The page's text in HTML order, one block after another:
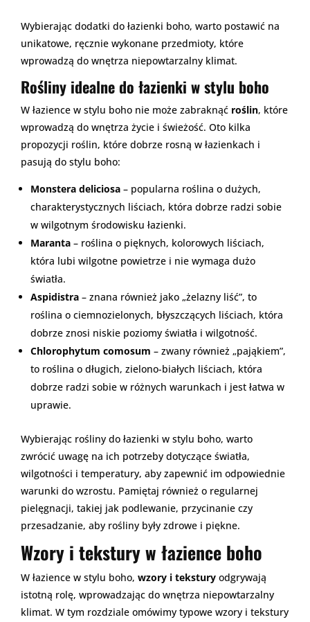
Wybierając dodatki do łazienki boho, warto postawić na
unikatowe, ręcznie wykonane przedmioty, które
wprowadzą do wnętrza niepowtarzalny klimat.
Rośliny idealne do łazienki w stylu boho
W łazience w stylu boho nie może zabraknąć roślin, które
wprowadzą do wnętrza życie i świeżość. Oto kilka
propozycji roślin, które dobrze rosną w łazienkach i
pasują do stylu boho:
Monstera deliciosa – popularna roślina o dużych,
charakterystycznych liściach, która dobrze radzi sobie
w wilgotnym środowisku łazienki.
Maranta – roślina o pięknych, kolorowych liściach,
która lubi wilgotne powietrze i nie wymaga dużo
światła.
Aspidistra – znana również jako „żelazny liść”, to
roślina o ciemnozielonych, błyszczących liściach, która
dobrze znosi niskie poziomy światła i wilgotność.
Chlorophytum comosum – zwany również „pająkiem”,
to roślina o długich, zielono-białych liściach, która
dobrze radzi sobie w różnych warunkach i jest łatwa w
uprawie.
Wybierając rośliny do łazienki w stylu boho, warto
zwrócić uwagę na ich potrzeby dotyczące światła,
wilgotności i temperatury, aby zapewnić im odpowiednie
warunki do wzrostu. Pamiętaj również o regularnej
pielęgnacji, takiej jak podlewanie, przycinanie czy
przesadzanie, aby rośliny były zdrowe i piękne.
Wzory i tekstury w łazience boho
W łazience w stylu boho, wzory i tekstury odgrywają
istotną rolę, wprowadzając do wnętrza niepowtarzalny
klimat. W tym rozdziale omówimy typowe wzory i tekstury